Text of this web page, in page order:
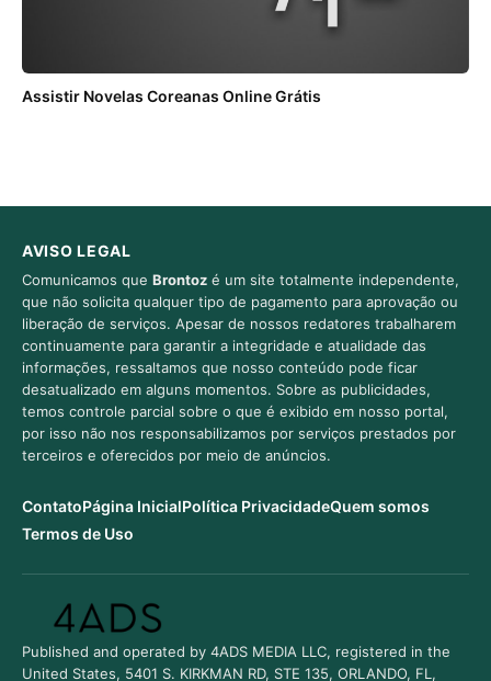
Assistir Novelas Coreanas Online Grátis
AVISO LEGAL
Comunicamos que Brontoz é um site totalmente independente,
que não solicita qualquer tipo de pagamento para aprovação ou
liberação de serviços. Apesar de nossos redatores trabalharem
continuamente para garantir a integridade e atualidade das
informações, ressaltamos que nosso conteúdo pode ficar
desatualizado em alguns momentos. Sobre as publicidades,
temos controle parcial sobre o que é exibido em nosso portal,
por isso não nos responsabilizamos por serviços prestados por
terceiros e oferecidos por meio de anúncios.
ContatoPágina InicialPolítica PrivacidadeQuem somos
Termos de Uso
Published and operated by 4ADS MEDIA LLC, registered in the
United States, 5401 S. KIRKMAN RD, STE 135, ORLANDO, FL,